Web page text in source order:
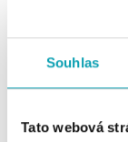
Souhlas
Tato webová
Všechny
Plzeňská 8,